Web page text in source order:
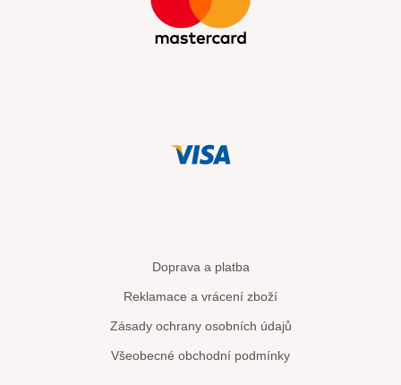
Doprava a platba
Reklamace a vrácení zboží
Zásady ochrany osobních údajů
Všeobecné obchodní podmínky